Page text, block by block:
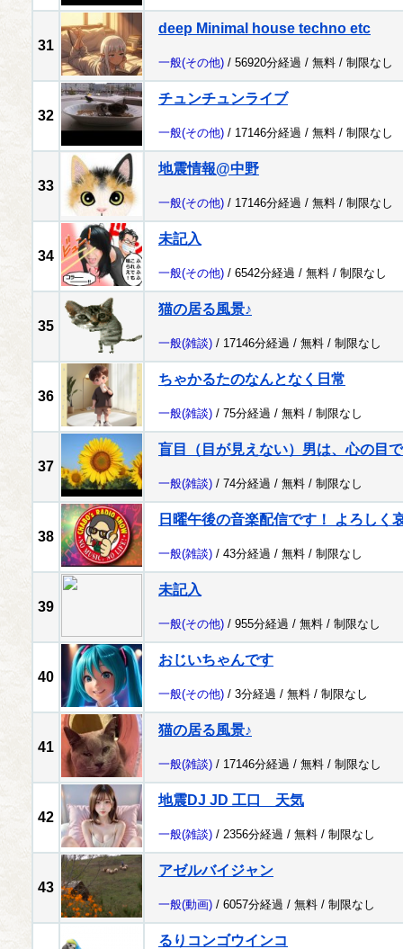
31
deep Minimal house techno etc
一般(その他) / 56920分経過 / 無料 / 制限なし
32
チュンチュンライブ
一般(その他) / 17146分経過 / 無料 / 制限なし
33
地震情報@中野
一般(その他) / 17146分経過 / 無料 / 制限なし
34
未記入
一般(その他) / 6542分経過 / 無料 / 制限なし
35
猫の居る風景♪
一般(雑談) / 17146分経過 / 無料 / 制限なし
36
ちゃかるたのなんとなく日常
一般(雑談) / 75分経過 / 無料 / 制限なし
37
盲目（目が見えない）男は、心の目
一般(雑談) / 74分経過 / 無料 / 制限なし
38
日曜午後の音楽配信です！ よろし
一般(雑談) / 43分経過 / 無料 / 制限なし
39
未記入
一般(その他) / 955分経過 / 無料 / 制限なし
40
おじいちゃんです
一般(その他) / 3分経過 / 無料 / 制限なし
41
猫の居る風景♪
一般(雑談) / 17146分経過 / 無料 / 制限なし
42
地震DJ JD 工口 天気
一般(雑談) / 2356分経過 / 無料 / 制限なし
43
アゼルバイジャン
一般(動画) / 6057分経過 / 無料 / 制限なし
るりコンゴウインコ